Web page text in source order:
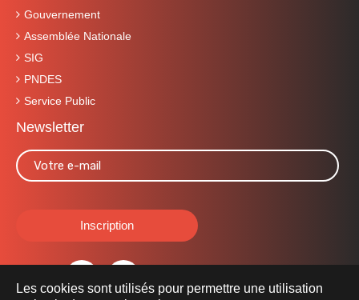
Les cookies sont utilisés pour permettre une utilisation
Gouvernement
Assemblée Nationale
SIG
PNDES
Service Public
Newsletter